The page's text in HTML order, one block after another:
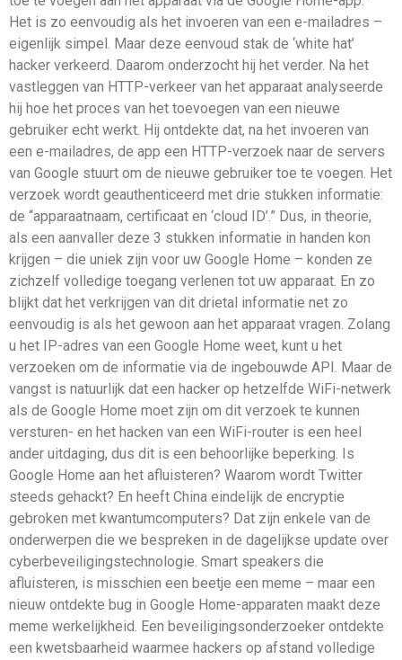
Het is zo eenvoudig als het invoeren van een e-mailadres –
eigenlijk simpel. Maar deze eenvoud stak de ‘white hat’
hacker verkeerd. Daarom onderzocht hij het verder. Na het
vastleggen van HTTP-verkeer van het apparaat analyseerde
hij hoe het proces van het toevoegen van een nieuwe
gebruiker echt werkt. Hij ontdekte dat, na het invoeren van
een e-mailadres, de app een HTTP-verzoek naar de servers
van Google stuurt om de nieuwe gebruiker toe te voegen. Het
verzoek wordt geauthenticeerd met drie stukken informatie:
de “apparaatnaam, certificaat en ‘cloud ID’.” Dus, in theorie,
als een aanvaller deze 3 stukken informatie in handen kon
krijgen – die uniek zijn voor uw Google Home – konden ze
zichzelf volledige toegang verlenen tot uw apparaat. En zo
blijkt dat het verkrijgen van dit drietal informatie net zo
eenvoudig is als het gewoon aan het apparaat vragen. Zolang
u het IP-adres van een Google Home weet, kunt u het
verzoeken om de informatie via de ingebouwde API. Maar de
vangst is natuurlijk dat een hacker op hetzelfde WiFi-netwerk
als de Google Home moet zijn om dit verzoek te kunnen
versturen- en het hacken van een WiFi-router is een heel
ander uitdaging, dus dit is een behoorlijke beperking. Is
Google Home aan het afluisteren? Waarom wordt Twitter
steeds gehackt? En heeft China eindelijk de encryptie
gebroken met kwantumcomputers? Dat zijn enkele van de
onderwerpen die we bespreken in de dagelijkse update over
cyberbeveiligingstechnologie. Smart speakers die
afluisteren, is misschien een beetje een meme – maar een
nieuw ontdekte bug in Google Home-apparaten maakt deze
meme werkelijkheid. Een beveiligingsonderzoeker ontdekte
een kwetsbaarheid waarmee hackers op afstand volledige